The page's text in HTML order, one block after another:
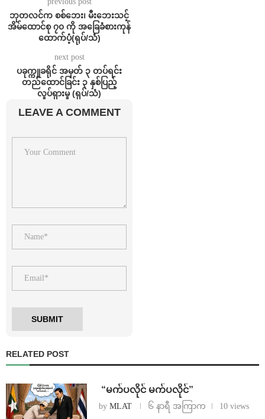
⁨ဘုတလင်က စစ်ဘေး၊ မီးဘေးသင့်
အိမ်ထောင်စု ၇၀ ကို အခြေခံစားကုန်
ထောက်ပံ့(ရုပ်/သံ)
next post
ပခုက္ကူခရိုင် အမှတ် ၃ တပ်ရင်း
တည်ထောင်ခြင်း ၃ နှစ်ပြည့်
လှုပ်ရှားမှု (ရုပ်/သံ)
LEAVE A COMMENT
RELATED POST
⁨ ⁨“မက်ပလိုင် မက်ပလိုင်”
by MLAT ၆ နာရီ အကြာက 10 views